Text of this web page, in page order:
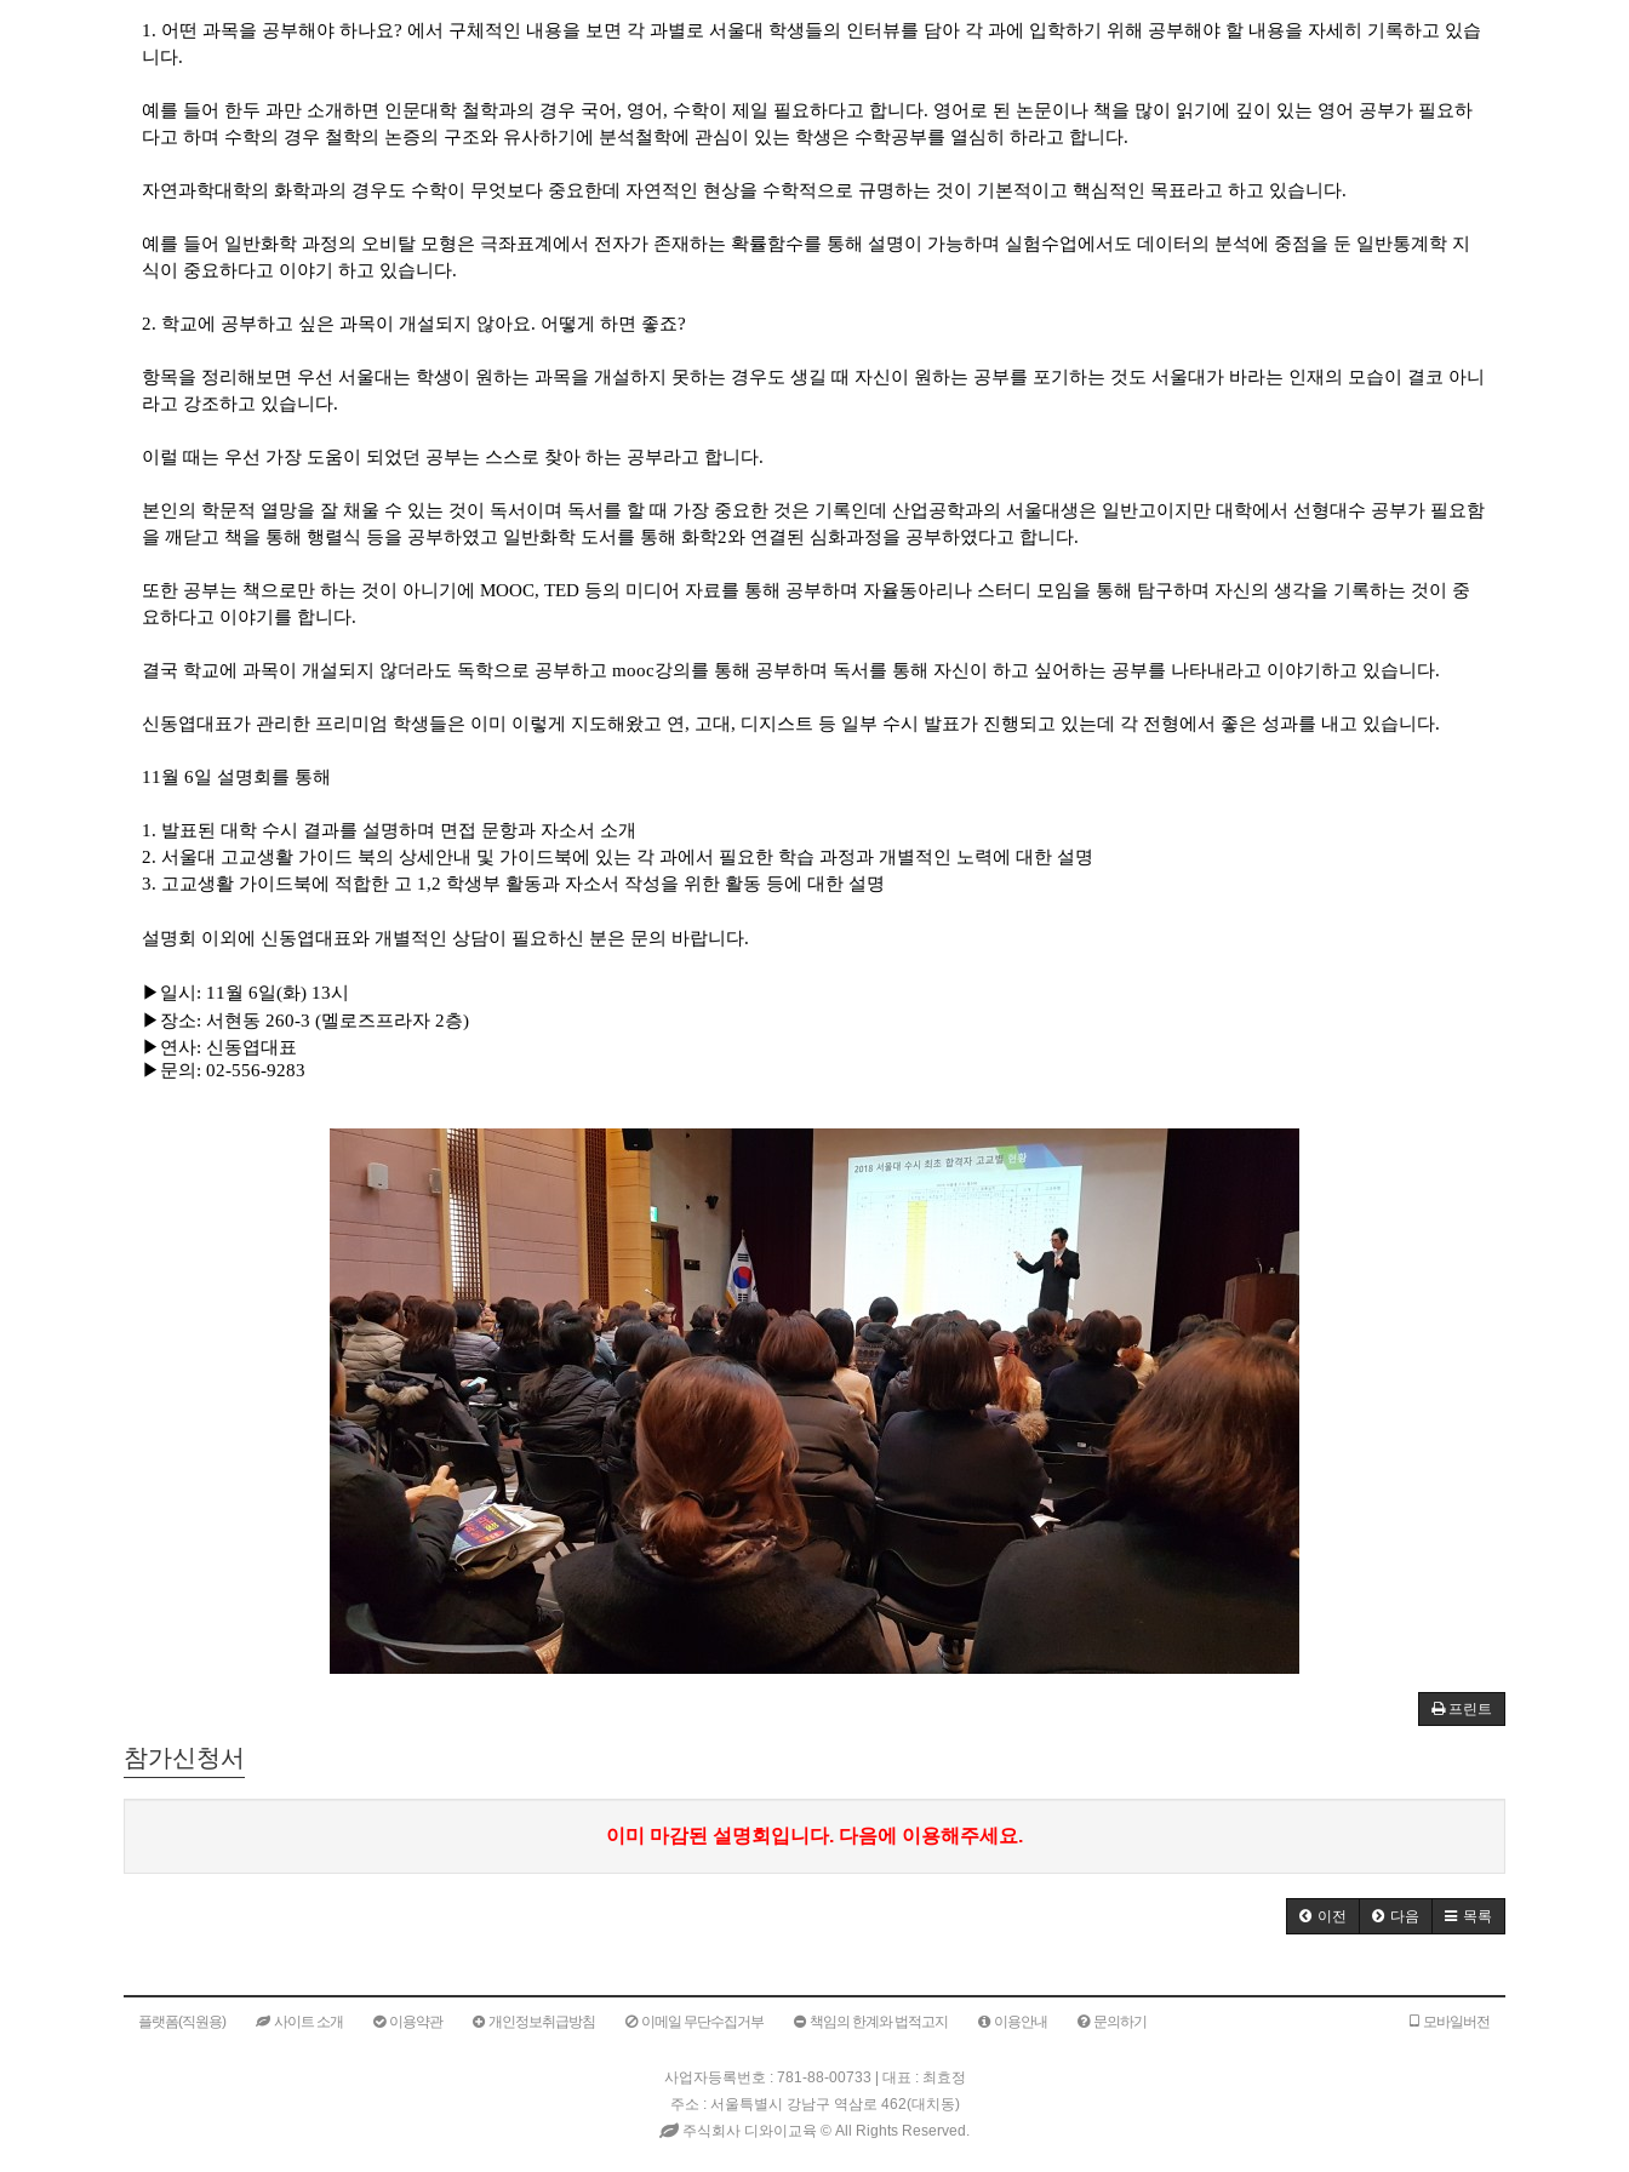
1. 어떤 과목을 공부해야 하나요? 에서 구체적인 내용을 보면 각 과별로 서울대 학생들의 인터뷰를 담아 각 과에 입학하기 위해 공부해야 할 내용을 자세히 기록하고 있습
니다.
예를 들어 한두 과만 소개하면 인문대학 철학과의 경우 국어 , 영어 , 수학이 제일 필요하다고 합니다. 영어로 된 논문이나 책을 많이 읽기에 깊이 있는 영어 공부가 필요하
다고 하며 수학의 경우 철학의 논증의 구조와 유사하기에 분석철학에 관심이 있는 학생은 수학공부를 열심히 하라고 합니다.
자연과학대학의 화학과의 경우도 수학이 무엇보다 중요한데 자연적인 현상을 수학적으로 규명하는 것이 기본적이고 핵심적인 목표라고 하고 있습니다.
예를 들어 일반화학 과정의 오비탈 모형은 극좌표계에서 전자가 존재하는 확률함수를 통해 설명이 가능하며 실험수업에서도 데이터의 분석에 중점을 둔 일반통계학 지
식이 중요하다고 이야기 하고 있습니다.
2. 학교에 공부하고 싶은 과목이 개설되지 않아요. 어떻게 하면 좋죠?
항목을 정리해보면 우선 서울대는 학생이 원하는 과목을 개설하지 못하는 경우도 생길 때 자신이 원하는 공부를 포기하는 것도 서울대가 바라는 인재의 모습이 결코 아니
라고 강조하고 있습니다.
이럴 때는 우선 가장 도움이 되었던 공부는 스스로 찾아 하는 공부라고 합니다.
본인의 학문적 열망을 잘 채울 수 있는 것이 독서이며 독서를 할 때 가장 중요한 것은 기록인데 산업공학과의 서울대생은 일반고이지만 대학에서 선형대수 공부가 필요함
을 깨닫고 책을 통해 행렬식 등을 공부하였고 일반화학 도서를 통해 화학2와 연결된 심화과정을 공부하였다고 합니다.
또한 공부는 책으로만 하는 것이 아니기에 MOOC, TED 등의 미디어 자료를 통해 공부하며 자율동아리나 스터디 모임을 통해 탐구하며 자신의 생각을 기록하는 것이 중
요하다고 이야기를 합니다.
결국 학교에 과목이 개설되지 않더라도 독학으로 공부하고 mooc강의를 통해 공부하며 독서를 통해 자신이 하고 싶어하는 공부를 나타내라고 이야기하고 있습니다.
신동엽대표가 관리한 프리미엄 학생들은 이미 이렇게 지도해왔고 연 , 고대 , 디지스트 등 일부 수시 발표가 진행되고 있는데 각 전형에서 좋은 성과를 내고 있습니다.
11 월 6일 설명회를 통해
1. 발표된 대학 수시 결과를 설명하며 면접 문항과 자소서 소개
2. 서울대 고교생활 가이드 북의 상세안내 및 가이드북에 있는 각 과에서 필요한 학습 과정과 개별적인 노력에 대한 설명
3. 고교생활 가이드북에 적합한 고 1,2 학생부 활동과 자소서 작성을 위한 활동 등에 대한 설명
설명회 이외에 신동엽대표와 개별적인 상담이 필요하신 분은 문의 바랍니다.
▶ 일시 : 11 월 6일(화) 13시
▶ 장소: 서현동 260-3 (멜로즈프라자 2층)
▶ 연사: 신동엽대표
▶ 문의 : 02-556-9283
프린트
참가신청서
이미 마감된 설명회입니다. 다음에 이용해주세요.
이전 다음 목록
플랫폼(직원용) 사이트 소개 이용약관 개인정보취급방침 이메일 무단수집거부 책임의 한계와 법적고지 이용안내 문의하기 모바일버전
사업자등록번호 : 781-88-00733 | 대표 : 최효정
주소 : 서울특별시 강남구 역삼로 462(대치동)
주식회사 디와이교육 © All Rights Reserved.